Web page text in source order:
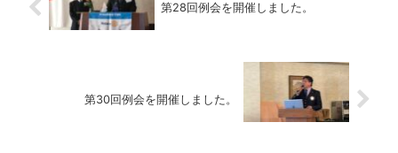
第28回例会を開催しました。
第30回例会を開催しました。